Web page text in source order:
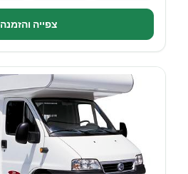
צפייה והזמנה